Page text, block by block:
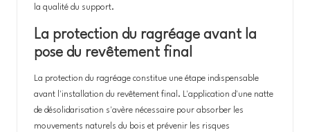
la qualité du support.
La protection du ragréage avant la
pose du revêtement final
La protection du ragréage constitue une étape indispensable
avant l'installation du revêtement final. L'application d'une natte
de désolidarisation s'avère nécessaire pour absorber les
mouvements naturels du bois et prévenir les risques